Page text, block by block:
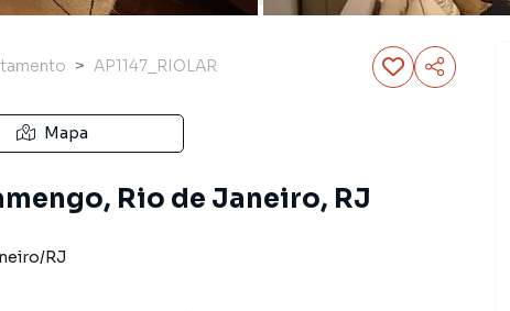
AP1147_RIOLAR
Mapa
Rio de Janeiro, RJ
/RJ